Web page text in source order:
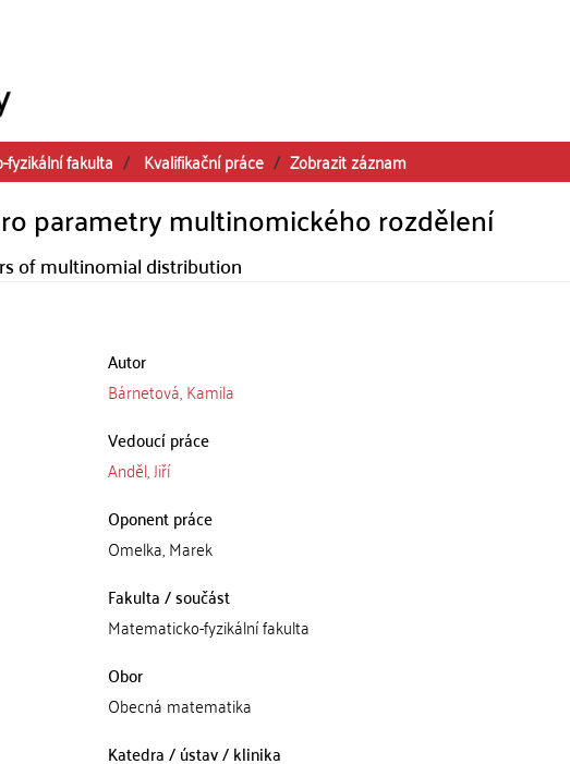
fakulta Kvalifikační práce Zobrazit záznam
parametry multinomického rozdělení
of multinomial distribution
Autor
Bárnetová, Kamila
Vedoucí práce
Anděl, Jiří
Oponent práce
Omelka, Marek
Fakulta / součást
Matematicko-fyzikální fakulta
Obor
Obecná matematika
Katedra / ústav / klinika